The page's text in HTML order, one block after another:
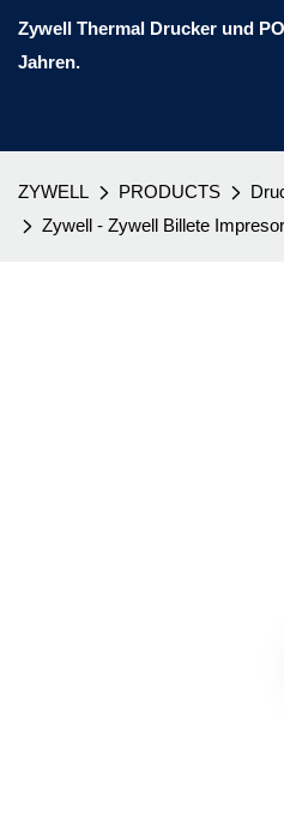
Zywell Thermal Drucker und
Jahren.
ZYWELL PRODUCTS
Zywell - Zywell Billete